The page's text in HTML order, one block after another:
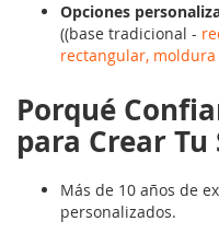
Opciones
((base tradicional -
rectangular, moldura
Porqué
para Crear
Más de 10 años de
personalizados.